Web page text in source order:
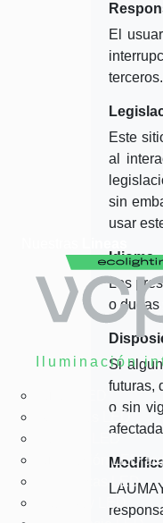
El
terceros.
Este
al
sin
usar
Idioma
Los
o dudas
Si
futuras,
o sin
Iluminación
Bombillas LED
Paneles LED
Iluminación LED
Herméticas LED